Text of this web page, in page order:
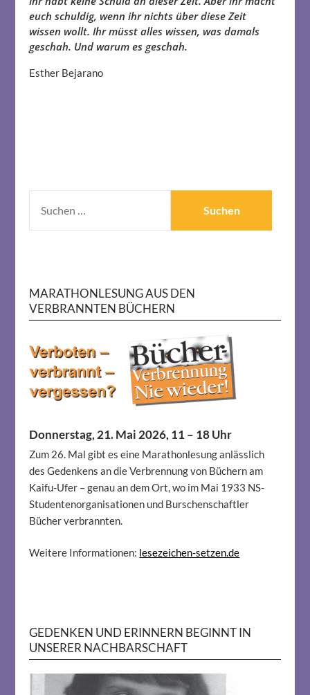
euch schuldig, wenn ihr nichts über diese Zeit
wissen wollt. Ihr müsst alles wissen, was damals
geschah. Und warum es geschah.
Esther Bejarano
NACH:
MARATHONLESUNG AUS DEN
VERBRANNTEN BÜCHERN
Donnerstag, 21. Mai 2026, 11 – 18 Uhr
Zum 26. Mal gibt es eine Marathonlesung anlässlich
des Gedenkens an die Verbrennung von Büchern am
Kaifu-Ufer – genau an dem Ort, wo im Mai 1933 NS-
Studentenorganisationen und Burschenschaftler
Bücher verbrannten.
Weitere Informationen: lesezeichen-setzen.de
GEDENKEN UND ERINNERN BEGINNT IN
UNSERER NACHBARSCHAFT